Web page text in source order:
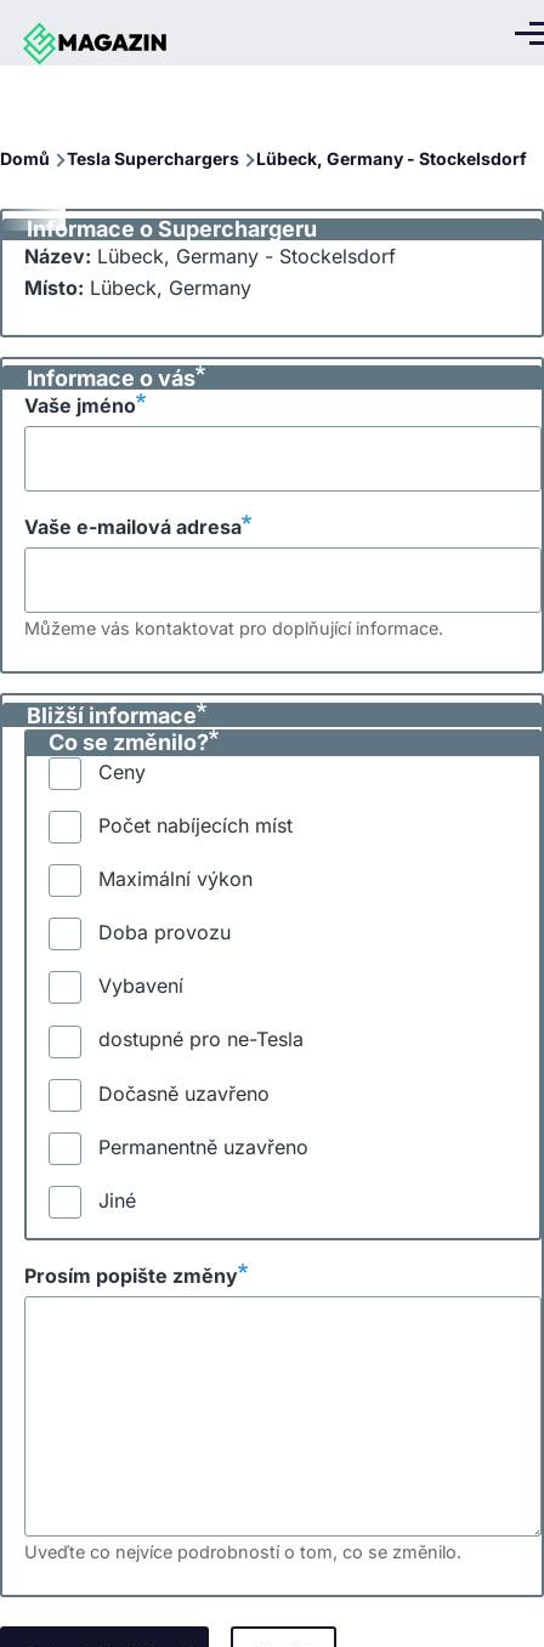
Přejít k hlavnímu obsahu
Domů Tesla Superchargers Lübeck, Germany - Stockelsdorf
Informace o Superchargeru
Název: Lübeck, Germany - Stockelsdorf
Místo: Lübeck, Germany
Informace o vás
Vaše jméno
Vaše e-mailová adresa
Můžeme vás kontaktovat pro doplňující informace.
Bližší informace
Co se změnilo?
Ceny
Počet nabíjecích míst
Maximální výkon
Doba provozu
Vybavení
dostupné pro ne-Tesla
Dočasně uzavřeno
Permanentně uzavřeno
Jiné
Prosím popište změny
Uveďte co nejvíce podrobností o tom, co se změnilo.